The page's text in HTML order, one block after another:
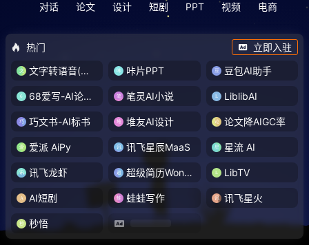
对话 论文 设计 短剧 PPT 视频 电商
热门
立即入驻
文字转语音(琅琅配音)
咔片PPT 豆包AI助手
68爱写-AI论文写作 笔灵AI小说 LiblibAI
巧文书-AI标书 堆友AI设计 论文降AIGC率
爱派 AiPy 讯飞星辰MaaS 星流 AI
讯飞龙虾 超级简历WonderCV LibTV
AI短剧 蛙蛙写作 讯飞星火
秒悟